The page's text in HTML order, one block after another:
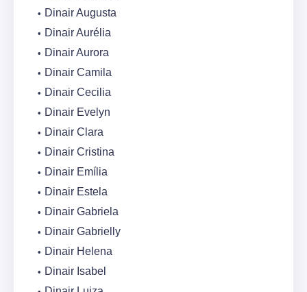
Dinair Augusta
Dinair Aurélia
Dinair Aurora
Dinair Camila
Dinair Cecilia
Dinair Evelyn
Dinair Clara
Dinair Cristina
Dinair Emília
Dinair Estela
Dinair Gabriela
Dinair Gabrielly
Dinair Helena
Dinair Isabel